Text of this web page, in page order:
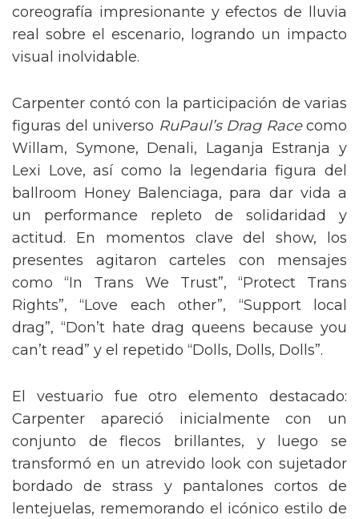
coreografía impresionante y efectos de lluvia
real sobre el escenario, logrando un impacto
visual inolvidable.
Carpenter contó con la participación de varias
figuras del universo RuPaul’s Drag Racecomo
Willam, Symone, Denali, Laganja Estranja y
Lexi Love, así como la legendaria figura del
ballroom Honey Balenciaga, para dar vida a
un performance repleto de solidaridad y
actitud. En momentos clave del show, los
presentes agitaron carteles con mensajes
como “In Trans We Trust”, “Protect Trans
Rights”, “Love each other”, “Support local
drag”, “Don’t hate drag queens because you
can’t read” y el repetido “Dolls, Dolls, Dolls”.
El vestuario fue otro elemento destacado:
Carpenter apareció inicialmente con un
conjunto de flecos brillantes, y luego se
transformó en un atrevido look con sujetador
bordado de strass y pantalones cortos de
lentejuelas, rememorando el icónico estilo de